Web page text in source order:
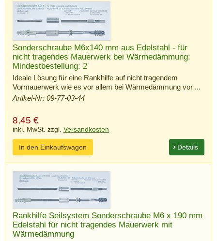
Sonderschraube M6x140 mm aus Edelstahl - für
nicht tragendes Mauerwerk bei Wärmedämmung:
Mindestbestellung: 2
Ideale Lösung für eine Rankhilfe auf nicht tragendem
Vormauerwerk wie es vor allem bei Wärmedämmung vor ...
Artikel-Nr: 09-77-03-44
8,45 €
inkl. MwSt. zzgl. Versandkosten
Details
In den Einkaufswagen
Rankhilfe Seilsystem Sonderschraube M6 x 190 mm
Edelstahl für nicht tragendes Mauerwerk mit
Wärmedämmung